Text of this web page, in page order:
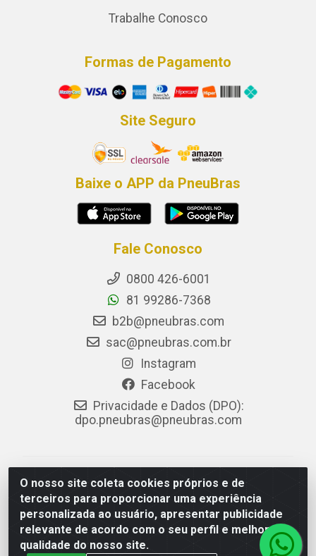
O nosso site coleta cookies próprios e de
terceiros para proporcionar uma experiência
personalizada ao usuário, apresentar publicidade
relevante de acordo com o seu perfil e melhorar a
qualidade do nosso site.
Trabalhe Conosco
Formas de Pagamento
Site Seguro
Baixe o APP da PneuBras
Fale Conosco
0800 426-6001
81 99286-7368
b2b@pneubras.com
sac@pneubras.com.br
Instagram
Facebook
Privacidade e Dados (DPO):
dpo.pneubras@pneubras.com
PneuBras - Rodovia BR-101, KM 82 - Prazeres,
Jaboatão dos Guararapes/PE - CEP 54.335-000 - CNPJ
08.678.386/0001-05 - Pneubras Comércio de Pneus
Ltda